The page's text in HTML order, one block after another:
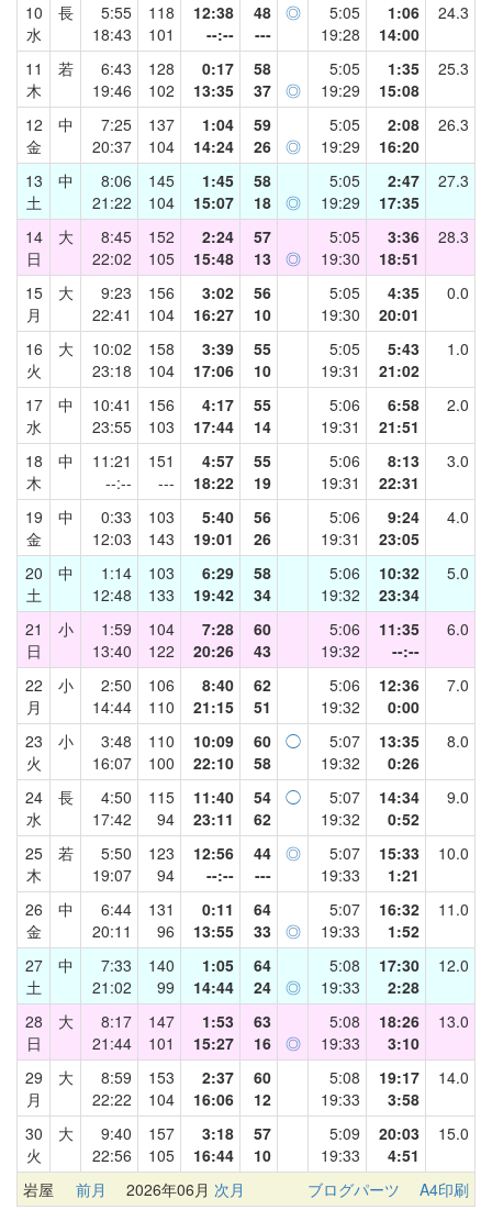
10
水
長
5:55
18:43
118
101
12:38
--:--
48
---
◎
5:05
19:28
1:06
14:00
24.3
11
木
若
6:43
19:46
128
102
0:17
13:35
58
37
◎
5:05
19:29
1:35
15:08
25.3
12
金
中
7:25
20:37
137
104
1:04
14:24
59
26
◎
5:05
19:29
2:08
16:20
26.3
13
土
中
8:06
21:22
145
104
1:45
15:07
58
18
◎
5:05
19:29
2:47
17:35
27.3
14
日
大
8:45
22:02
152
105
2:24
15:48
57
13
◎
5:05
19:30
3:36
18:51
28.3
15
月
大
9:23
22:41
156
104
3:02
16:27
56
10
5:05
19:30
4:35
20:01
0.0
16
火
大
10:02
23:18
158
104
3:39
17:06
55
10
5:05
19:31
5:43
21:02
1.0
17
水
中
10:41
23:55
156
103
4:17
17:44
55
14
5:06
19:31
6:58
21:51
2.0
18
木
中
11:21
--:--
151
---
4:57
18:22
55
19
5:06
19:31
8:13
22:31
3.0
19
金
中
0:33
12:03
103
143
5:40
19:01
56
26
5:06
19:31
9:24
23:05
4.0
20
土
中
1:14
12:48
103
133
6:29
19:42
58
34
5:06
19:32
10:32
23:34
5.0
21
日
小
1:59
13:40
104
122
7:28
20:26
60
43
5:06
19:32
11:35
--:--
6.0
22
月
小
2:50
14:44
106
110
8:40
21:15
62
51
5:06
19:32
12:36
0:00
7.0
23
火
小
3:48
16:07
110
100
10:09
22:10
60
58
◯
5:07
19:32
13:35
0:26
8.0
24
水
長
4:50
17:42
115
94
11:40
23:11
54
62
◯
5:07
19:32
14:34
0:52
9.0
25
木
若
5:50
19:07
123
94
12:56
--:--
44
---
◎
5:07
19:33
15:33
1:21
10.0
26
金
中
6:44
20:11
131
96
0:11
13:55
64
33
◎
5:07
19:33
16:32
1:52
11.0
27
土
中
7:33
21:02
140
99
1:05
14:44
64
24
◎
5:08
19:33
17:30
2:28
12.0
28
日
大
8:17
21:44
147
101
1:53
15:27
63
16
◎
5:08
19:33
18:26
3:10
13.0
29
月
大
8:59
22:22
153
104
2:37
16:06
60
12
5:08
19:33
19:17
3:58
14.0
30
火
大
9:40
22:56
157
105
3:18
16:44
57
10
5:09
19:33
20:03
4:51
15.0
岩屋 前月 2026年06月 次月 ブログパーツ A4印刷